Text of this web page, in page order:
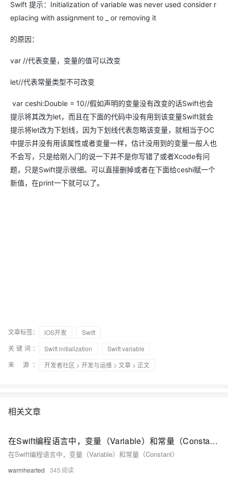
Swift 提示：Initialization of variable was never used consider r
eplacing with assignment to _ or removing it
的原因：
var //代表变量，变量的值可以改变
let//代表常量类型不可改变
var ceshi:Double = 10//假如声明的变量没有改变的话Swift也会
提示将其改为let，而且在下面的代码中没有用到该变量Swift就会
提示将let改为下划线，因为下划线代表忽略该变量，就相当于OC
中提示并没有用该属性或者变量一样，估计没用到的变量一般人也
不会写，只是给刚入门的说一下并不是你写错了或者Xcode有问
题，只是Swift提示很细。 可以直接删掉或者在下面给ceshi赋一个
新值，在print一下就可以了。
文章标签： iOS开发
Swift
关键词：
Swift initialization
Swift variable
来 源：
开发者社区 > 开发与运维 > 文章 > 正文
相关文章
在Swift编程语言中，变量（Variable）和常量（Constant）
在Swift编程语言中，变量（Variable）和常量（Constant）
warmhearted 345